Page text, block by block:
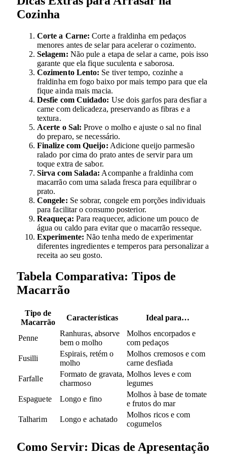
Cozinha
Corte a Carne: Corte a fraldinha em pedaços
menores antes de selar para acelerar o cozimento.
Selagem: Não pule a etapa de selar a carne, pois isso
garante que ela fique suculenta e saborosa.
Cozimento Lento: Se tiver tempo, cozinhe a
fraldinha em fogo baixo por mais tempo para que ela
fique ainda mais macia.
Desfie com Cuidado: Use dois garfos para desfiar a
carne com delicadeza, preservando as fibras e a
textura.
Acerte o Sal: Prove o molho e ajuste o sal no final
do preparo, se necessário.
Finalize com Queijo: Adicione queijo parmesão
ralado por cima do prato antes de servir para um
toque extra de sabor.
Sirva com Salada: Acompanhe a fraldinha com
macarrão com uma salada fresca para equilibrar o
prato.
Congele: Se sobrar, congele em porções individuais
para facilitar o consumo posterior.
Reaqueça: Para reaquecer, adicione um pouco de
água ou caldo para evitar que o macarrão resseque.
Experimente: Não tenha medo de experimentar
diferentes ingredientes e temperos para personalizar a
receita ao seu gosto.
Tabela Comparativa: Tipos de
Macarrão
Tipo de
Macarrão
Características Ideal para…
Penne
Ranhuras, absorve
bem o molho
Molhos encorpados e
com pedaços
Fusilli
Espirais, retém o
molho
Molhos cremosos e com
carne desfiada
Farfalle
Formato de gravata,
charmoso
Molhos leves e com
legumes
Espaguete
Longo e fino
Molhos à base de tomate
e frutos do mar
Talharim
Longo e achatado
Molhos ricos e com
cogumelos
Como Servir: Dicas de Apresentação